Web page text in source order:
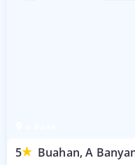
5 Buahan, A